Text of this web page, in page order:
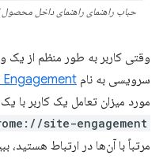
حباب راهنمای راهنمای داخل محصول
سرویسی به نام Engagement
مورد میزان تعامل یک کاربر با
site-engagement/
مرتباً با آن‌ها در ارتباط هستید،